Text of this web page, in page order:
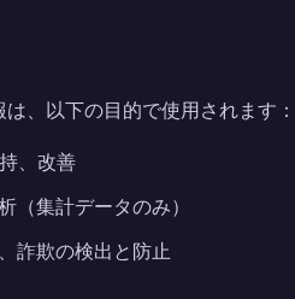
、以下の目的で使用されます：
、改善
（集計データのみ）
詐欺の検出と防止